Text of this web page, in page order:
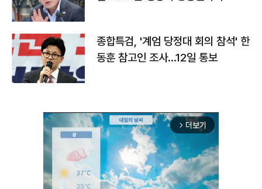
종합특검, '계엄 당정대 회의 참석' 한
동훈 참고인 조사...12일 통보
arrow_forward_ios 더보기